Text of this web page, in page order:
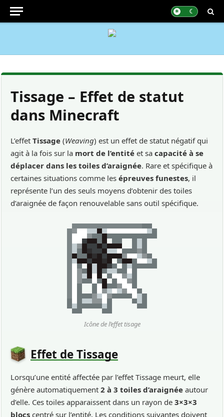
Tissage – Effet de statut
dans Minecraft
L’effet Tissage (Weaving) est un effet de statut négatif qui
agit à la fois sur la mort de l’entité et sa capacité à se
déplacer dans les toiles d’araignée. Rare et spécifique à
certaines situations comme les épreuves funestes, il
représente l’un des seuls moyens d’obtenir des toiles
d’araignée de façon renouvelable sans outil spécifique.
Icône de l’effet tisage
Effet de Tissage
Lorsqu’une entité affectée par l’effet Tissage meurt, elle
génère automatiquement 2 à 3 toiles d’araignée autour
d’elle. Ces toiles apparaissent dans un rayon de 3×3×3
blocs centré sur l’entité. Les conditions suivantes doivent